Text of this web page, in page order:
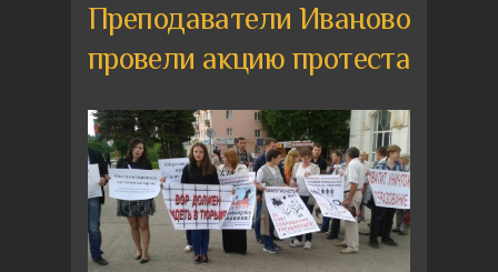
Преподаватели Иваново
провели акцию протеста